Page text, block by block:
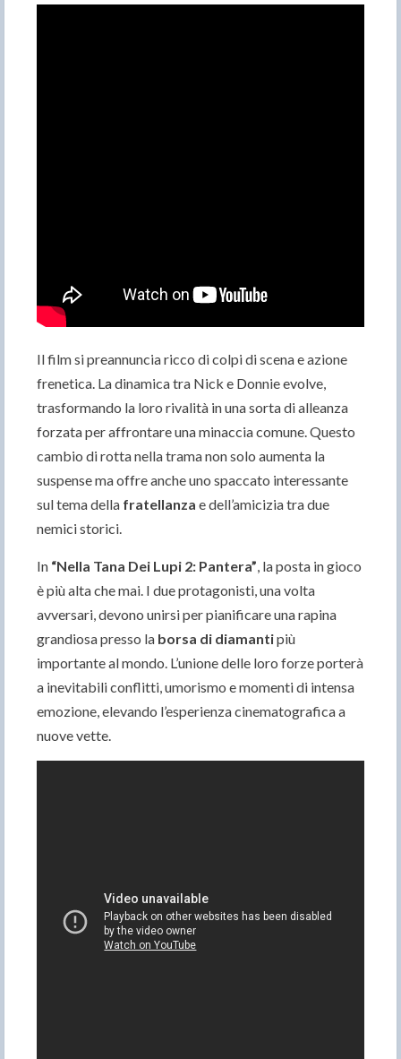
Il film si preannuncia ricco di colpi di scena e azione
frenetica. La dinamica tra Nick e Donnie evolve,
trasformando la loro rivalità in una sorta di alleanza
forzata per affrontare una minaccia comune. Questo
cambio di rotta nella trama non solo aumenta la
suspense ma offre anche uno spaccato interessante
sul tema della fratellanza e dell’amicizia tra due
nemici storici.
In “Nella Tana Dei Lupi 2: Pantera”, la posta in gioco
è più alta che mai. I due protagonisti, una volta
avversari, devono unirsi per pianificare una rapina
grandiosa presso la borsa di diamantipiù
importante al mondo. L’unione delle loro forze porterà
a inevitabili conflitti, umorismo e momenti di intensa
emozione, elevando l’esperienza cinematografica a
nuove vette.